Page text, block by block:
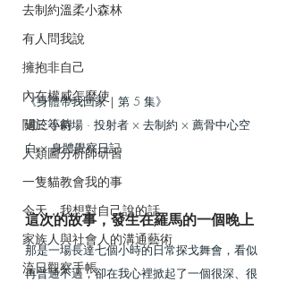
去制約溫柔小森林
有人問我說
擁抱非自己
內在權威怎麼使
關於等待
人類圖分析師研習
一隻貓教會我的事
今天，我想對自己說的話
家族人與社會人的溝通藝術
流日觀察手帳
《身體帶我回家｜第 5 集》
週三小劇場 · 投射者 × 去制約 × 薦骨中心空
白 × 身體覺察日記
這次的故事，發生在羅馬的一個晚上
那是一場長達七個小時的日常探戈舞會，看似
再普通不過，卻在我心裡掀起了一個很深、很